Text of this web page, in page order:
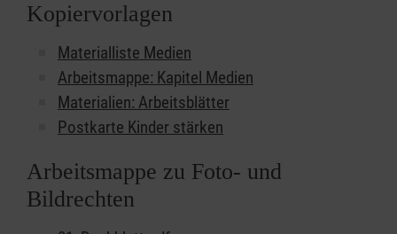
Kopiervorlagen
Materialliste Medien
Arbeitsmappe: Kapitel Medien
Materialien: Arbeitsblätter
Postkarte Kinder stärken
Arbeitsmappe zu Foto- und
Bildrechten